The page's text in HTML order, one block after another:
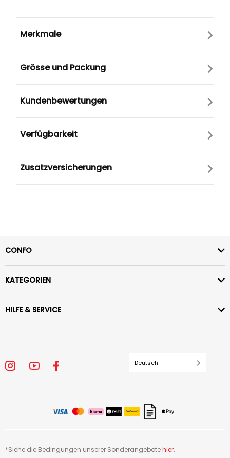
Merkmale
Grösse und Packung
Kundenbewertungen
Verfügbarkeit
Zusatzversicherungen
CONFO
KATEGORIEN
HILFE & SERVICE
Deutsch
*Siehe die Bedingungen unserer Sonderangebotehier.